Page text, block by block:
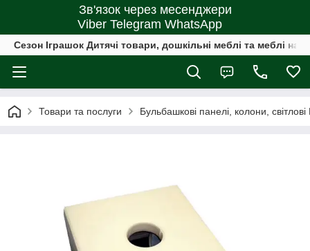
Зв'язок через месенджери
Viber Telegram WhatsApp
Сезон Іграшок Дитячі товари, дошкільні меблі та меблі на
Товари та послуги Бульбашкові панелі, колони,